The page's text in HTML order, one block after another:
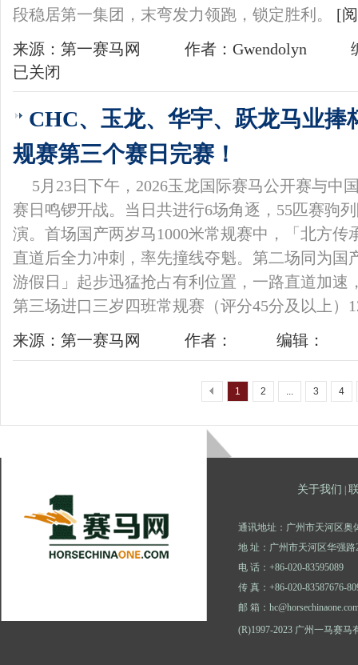
段稳居第一集团，末弯发力领跑，锁定胜利。 [
来源：第一赛马网
作者：Gwendolyn
已关闭
CHC、玉龙、华宇、跃龙马业捧
规赛第三个赛日完赛！
5月23日下午，2026玉龙国际赛马公开赛与中
赛日鸣锣开战。当日共进行6场角逐，55匹赛驹
演。首场国产两岁马1000米常规赛中，「北方传
直道后全力冲刺，率先撞线夺魁。第二场同为国
游假日」起步迅猛抢占有利位置，一路直道加速
第三场进口三岁四班常规赛（评分45分及以上）
来源：第一赛马网
作者： 编辑：
1 2 ... 3 4
关于我们
通讯地址：广州市天河区奥
地 址：广州市天河区华强路
电 话：+86-020-83595089
传 真：+86-020-83587676-
邮 箱：
(R)1997-2023 广州一马赛马